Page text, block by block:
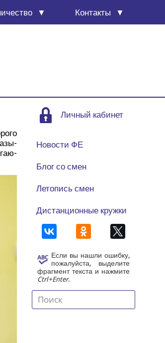
Кон­так­ты
Личный кабинет
Новости ФЕ
Блог со смен
Летопись смен
Дистанционные кружки
Если вы нашли ошибку,
пожалуйста, выделите
фрагмент текста и нажмите
Ctrl+Enter.